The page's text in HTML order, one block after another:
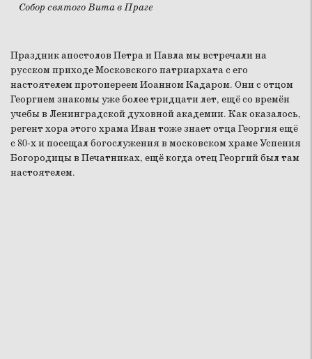
Собор святого Вита в Праге
Праздник апостолов Петра и Павла мы встречали на
русском приходе Московского патриархата с его
настоятелем протоиереем Иоанном Кадаром. Они с отцом
Георгием знакомы уже более тридцати лет, ещё со времён
учебы в Ленинградской духовной академии. Как оказалось,
регент хора этого храма Иван тоже знает отца Георгия ещё
с 80-х и посещал богослужения в московском храме Успения
Богородицы в Печатниках, ещё когда отец Георгий был там
настоятелем.